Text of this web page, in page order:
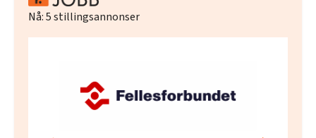
Nå:5stillingsannonser